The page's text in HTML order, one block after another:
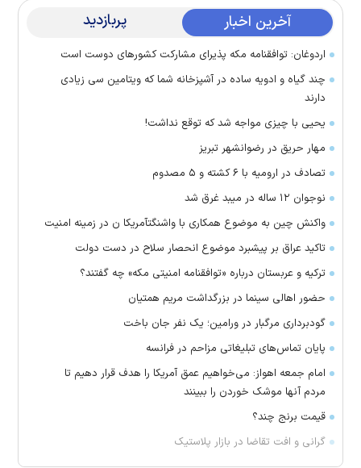
آخرین اخبار پربازدید
اردوغان: توافقنامه مکه پذیرای مشارکت کشور‌های دوست است
چند گیاه و ادویه ساده در آشپزخانه شما که ویتامین سی زیادی
دارند
یحیی با چیزی مواجه شد که توقع نداشت!
مهار حریق در رضوانشهر تبریز
تصادف در ارومیه با ۶ کشته و ۵ مصدوم
نوجوان ۱۲ ساله در میبد غرق شد
واکنش چین به موضوع همکاری با واشنگتآمریکا ن در زمینه امنیت
تاکید عراق بر پیشبرد موضوع انحصار سلاح در دست دولت
ترکیه و عربستان درباره «توافقنامه امنیتی مکه» چه گفتند؟
حضور اهالی سینما در بزرگداشت مریم همتیان
گودبرداری مرگبار در ورامین؛ یک نفر جان باخت
پایان تماس‌های تبلیغاتی مزاحم در فرانسه
امام جمعه اهواز: می‌خواهیم عمق آمریکا را هدف قرار دهیم تا
مردم آنها موشک خوردن را ببینند
قیمت برنج چند؟
گرانی و افت تقاضا در بازار پلاستیک